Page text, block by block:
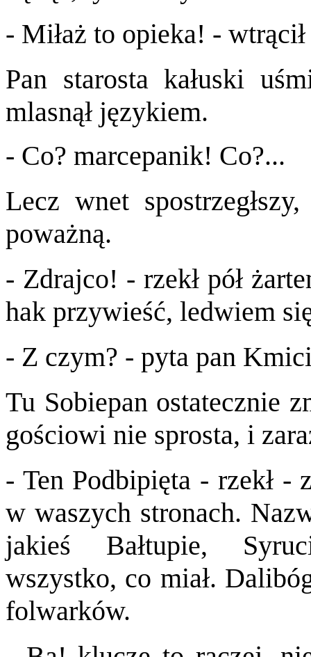
- Miłaż to opieka! -
Pan starosta kałuski
mlasnął językiem.
- Co? marcepanik! Co?...
Lecz wnet
poważną.
- Zdrajco! - rzekł pół
hak przywieść, ledwiem
- Z czym? - pyta pan
Tu Sobiepan ostatecznie
gościowi nie sprosta, i
- Ten Podbipięta - rzekł -
w waszych stronach.
jakieś Bałtupie,
wszystko, co miał.
folwarków.